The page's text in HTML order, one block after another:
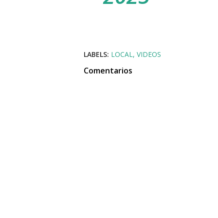
LABELS: LOCAL VIDEOS
Comentarios